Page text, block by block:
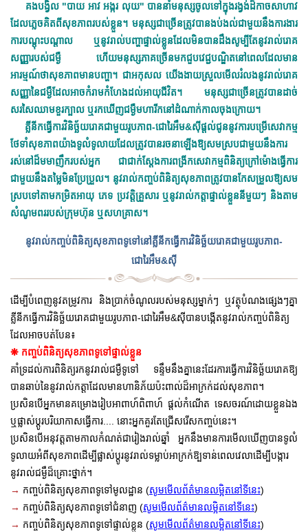
គងបង្វិល "បាយ អាវ អង្ករ លុយ" បាននាំមនុស្សចូលទៅក្នុងរង្វង់ដ៏កាចសាហាវ
ដែលភ្លេចគិតពីសុខភាពរបស់ខ្លួន។ មនុស្សជាច្រើនត្រូវបានងប់ងល់ជាមួយនឹងការងារ
ការបណ្តុះបណ្តាល ឬនូវរាល់បញ្ហាផ្ទាល់ខ្លូនដែលមិនបានដឹងសូម្បីតែនូវរាល់រោគ
សញ្ញារបស់ជម្ងឺ ហើយមនុស្សភាគច្រើនមកជួបវេជ្ជបណ្ឌិតនៅពេលដែលមាន
អារម្មណ៍ថាសុខភាពមានបញ្ហា។ ជាអកុសល យើងងាយស្រួលមើលរំលងនូវរាល់រោគ
សញ្ញានៃជម្ងឺដែលអាចកំរាមកំហែងដល់អាយុជីវិត។ មនុស្សជាច្រើនត្រូវបានដាច់
សរសៃឈាមខួរក្បាល ឬរកឃើញជម្ងឺមហារីកនៅដំណាក់កាលចុងក្រោយ។
គ្លីនីកធ្វើការវិនិច្ឆ័យរោគជាមួយរូបភាព-ជោរៃអឹម&ស៊ីផ្តល់ជូននូវការបម្រើសេវាកម្ម
ថែទាំសុខភាពយ៉ាងទូលំទូលាយដែលត្រូវបានរចនាឡើងឱ្យសមស្របជាមួយនឹងការ
រស់នៅដ៏មមាញឹករបស់អ្នក ជាជាក់ស្តែងការពង្រីកសេវាកម្មពិនិត្យក្រៅម៉ោងធ្វើការ
ជាមួយនឹងតម្លៃមិនប្រែប្រួល។ នូវរាល់កញ្ចប់ពិនិត្យសុខភាពត្រូវបានកែសម្រួលឱ្យសម
ស្របទៅតាមកម្រិតអាយុ ភេទ ប្រវត្តិគ្រួសារ ឬនូវរាល់កត្តាផ្ទាល់ខ្លួននីមួយៗ និងតាម
សំណូមពររបស់ក្រុមហ៊ុន ឬសហគ្រាស។
នូវរាល់កញ្ចប់ពិនិត្យសុខភាពទូទៅនៅគ្លីនីកធ្វើការវិនិច្ឆ័យរោគជាមួយរូបភាព-
ជោរៃអឹម&ស៊ី
ដើម្បីបំពេញនូវតម្រូវការ និងប្រាក់ចំណូលរបស់មនុស្សម្នាក់ៗ ឬវត្ថុបំណងផ្សេងៗគ្នា
គ្លីនីកធ្វើការវិនិច្ឆ័យរោគជាមួយរូបភាព-ជោរៃអឹម&ស៊ីបានបង្កើតនូវរាល់កញ្ចប់ពិនិត្យ
ដែលអាចបត់បែន៖
❋ កញ្ចប់ពិនិត្យសុខភាពទូទៅផ្ទាល់ខ្លួន
គាំទ្រដល់ការពិនិត្យរកនូវរាល់ជម្ងឺទូទៅ ទន្ទឹមនឹងគ្នានេះដែរការធ្វើការវិនិច្ឆ័យរោគឱ្យ
បានឆាប់នៃនូវរាល់កត្តាដែលមានហានិភ័យប៉ះពាល់ដ៏អាក្រក់ដល់សុខភាព។
ប្រសិនបើអ្នកមានគម្រោងរៀបអាពាហ៍ពិពាហ៍ ផ្តល់កំណើត ទេសចរណ៍ដោយខ្លួនឯង
ឬផ្លាស់ប្តូរបរិយាកាសធ្វើការ.... នោះអ្នកគួរតែជ្រើសរើសកញ្ចប់នេះ។
ប្រសិនបើអនុវត្តតាមកាលកំណត់ជារៀងរាល់ឆ្នាំ អ្នកនឹងមានការមើលឃើញបានទូលំ
ទូលាយអំពីសុខភាពដើម្បីផ្លាស់ប្តូរនូវរាល់ទម្លាប់អាក្រក់ឱ្បទាន់ពេលវេលាដើម្បីបង្ការ
នូវរាល់ជម្ងឹដ៏គ្រោះថ្នាក់។
→ កញ្ចប់ពិនិត្យសុខភាពទូទៅមូលដ្ឋាន (សូមមើលព័ត៌មានលម្អិតនៅទីនេះ)
→ កញ្ចប់ពិនិត្យសុខភាពទូទៅជំនាញ (សូមមើលព័ត៌មានលម្អិតនៅទីនេះ)
→ កញ្ចប់ពិនិត្យសុខភាពទូទៅផ្ទាល់ខ្លួន (សូមមើលព័ត៌មានលម្អិតនៅទីនេះ)